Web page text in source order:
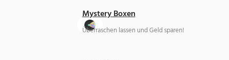
Mystery Boxen
Überraschen lassen und Geld sparen!